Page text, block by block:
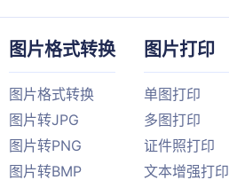
图片格式转换
图片格式转换
图片转JPG
图片转PNG
图片转BMP
图片打印
单图打印
多图打印
证件照打印
文本增强打印